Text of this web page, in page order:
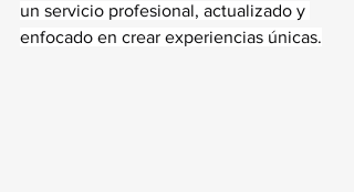
un servicio profesional, actualizado y
enfocado en crear experiencias únicas.